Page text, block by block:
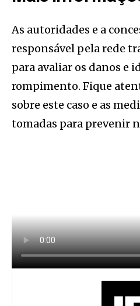
As autoridades e a
responsável pela rede
para avaliar os danos e
rompimento. Fique
sobre este caso e as
tomadas para prevenir